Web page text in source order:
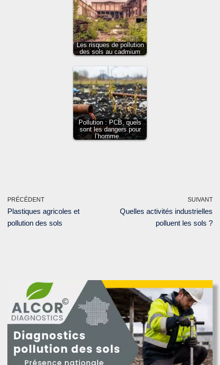
Les risques de pollution
des sols au cadmium
Pollution : PCB, quels
sont les dangers pour
l’homme…
PRÉCÉDENT
Plastiques agricoles et
pollution des sols
SUIVANT
Quelles activités industrielles
polluent les sols ?